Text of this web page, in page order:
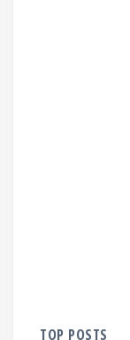
TOP POSTS